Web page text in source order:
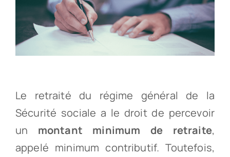
Contact
Le retraité du régime général de la
Sécurité sociale a le droit de percevoir
un montant minimum de retraite,
appelé minimum contributif. Toutefois,